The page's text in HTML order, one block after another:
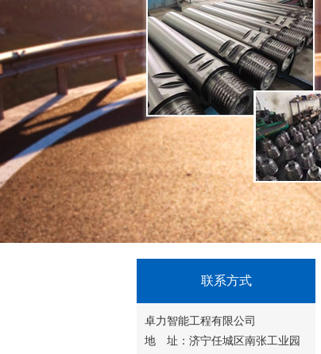
联系方式
卓力智能工程有限公司
地 址：济宁任城区南张工业园